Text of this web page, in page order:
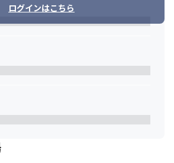
ログインはこちら